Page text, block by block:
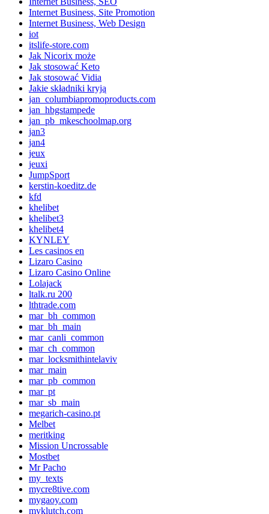
Internet Business, Site Promotion
Internet Business, Web Design
iot
itslife-store.com
Jak Nicorix może
Jak stosować Keto
Jak stosować Vidia
Jakie składniki kryją
jan_columbiapromoproducts.com
jan_hbgstampede
jan_pb_mkeschoolmap.org
jan3
jan4
jeux
jeuxi
JumpSport
kerstin-koeditz.de
kfd
khelibet
khelibet3
khelibet4
KYNLEY
Les casinos en
Lizaro Casino
Lizaro Casino Online
Lolajack
ltalk.ru 200
lthtrade.com
mar_bh_common
mar_bh_main
mar_canli_common
mar_ch_common
mar_locksmithintelaviv
mar_main
mar_pb_common
mar_pt
mar_sb_main
megarich-casino.pt
Melbet
meritking
Mission Uncrossable
Mostbet
Mr Pacho
my_texts
mycre8tive.com
mygaoy.com
myklutch.com